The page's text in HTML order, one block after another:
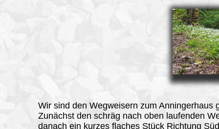
Wir sind den Wegweisern zum Anningerhaus
Zunächst den schräg nach oben laufenden
danach ein kurzes flaches Stück Richtung